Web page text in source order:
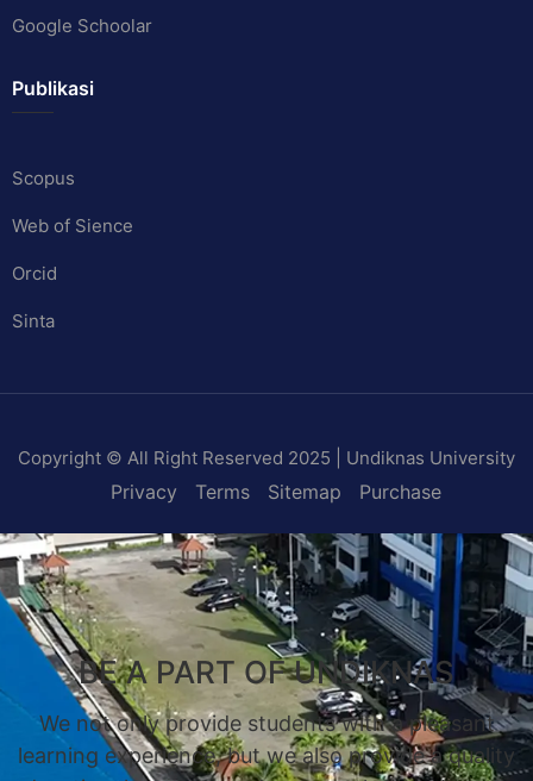
Google Schoolar
Publikasi
Scopus
Web of Sience
Orcid
Sinta
Copyright © All Right Reserved 2025 | Undiknas University
Privacy Terms Sitemap Purchase
BE A PART OF UNDIKNAS
We not only provide students with a pleasant
learning experience, but we also provide a quality